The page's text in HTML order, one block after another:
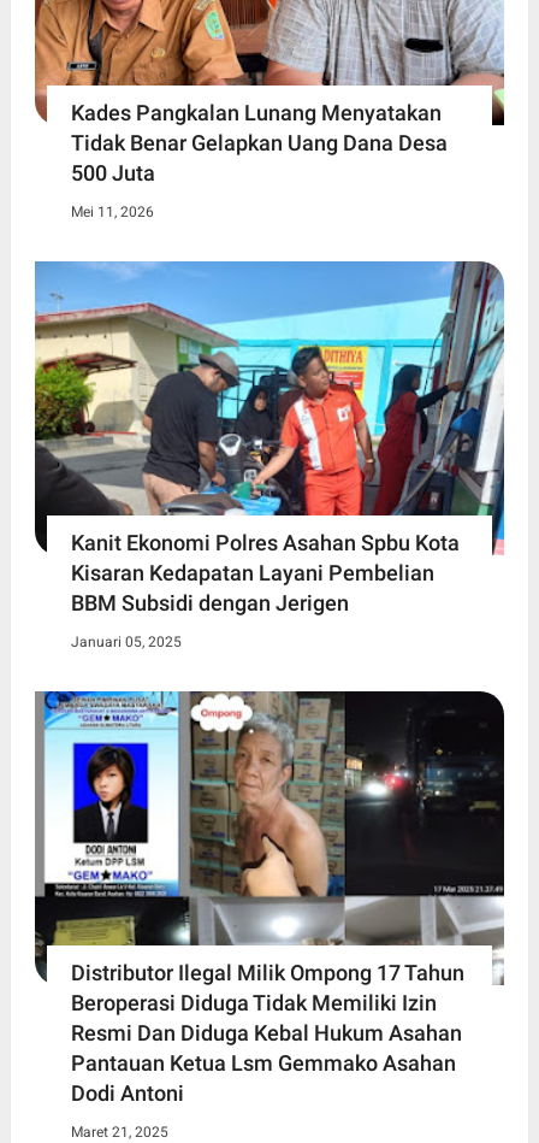
Kades Pangkalan Lunang Menyatakan
Tidak Benar Gelapkan Uang Dana Desa
500 Juta
Mei 11, 2026
Kanit Ekonomi Polres Asahan Spbu Kota
Kisaran Kedapatan Layani Pembelian
BBM Subsidi dengan Jerigen
Januari 05, 2025
Distributor Ilegal Milik Ompong 17 Tahun
Beroperasi Diduga Tidak Memiliki Izin
Resmi Dan Diduga Kebal Hukum Asahan
Pantauan Ketua Lsm Gemmako Asahan
Dodi Antoni
Maret 21, 2025